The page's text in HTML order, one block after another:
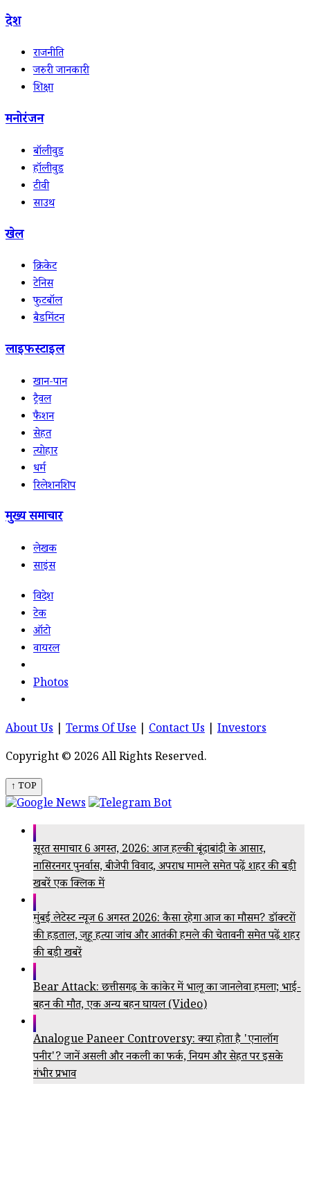
देश
राजनीति
जरुरी जानकारी
शिक्षा
मनोरंजन
बॉलीवुड
हॉलीवुड
टीवी
साउथ
खेल
क्रिकेट
टेनिस
फुटबॉल
बैडमिंटन
लाइफस्टाइल
खान-पान
ट्रैवल
फैशन
सेहत
त्योहार
धर्म
रिलेशनशिप
मुख्य समाचार
लेखक
साइंस
विदेश
टेक
ऑटो
वायरल
Photos
About Us Terms Of Use Contact Us
Investors
Copyright © 2026 All Rights Reserved.
↑ TOP
सूरत समाचार 6 अगस्त, 2026: आज हल्की बूंदाबांदी के आसार,
नासिरनगर पुनर्वास, बीजेपी विवाद, अपराध मामले समेत पढ़ें शहर की बड़ी
खबरें एक क्लिक में
मुंबई लेटेस्ट न्यूज 6 अगस्त 2026: कैसा रहेगा आज का मौसम? डॉक्टरों
की हड़ताल, जुहू हत्या जांच और आतंकी हमले की चेतावनी समेत पढ़ें शहर
की बड़ी खबरें
Bear Attack: छत्तीसगढ़ के कांकेर में भालू का जानलेवा हमला; भाई-
बहन की मौत, एक अन्य बहन घायल (Video)
Analogue Paneer Controversy: क्या होता है 'एनालॉग
पनीर'? जानें असली और नकली का फर्क, नियम और सेहत पर इसके
गंभीर प्रभाव